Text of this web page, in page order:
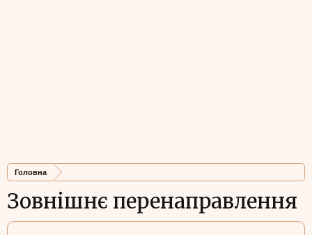
Головна
Зовнішнє перенаправлення